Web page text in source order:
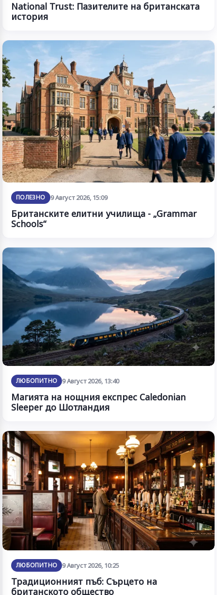
National Trust: Пазителите на британската
история
ПОЛЕЗНО 9 Август 2026, 15:09
Британските елитни училища - „Grammar
Schools“
ЛЮБОПИТНО 9 Август 2026, 13:40
Магията на нощния експрес Caledonian
Sleeper до Шотландия
ЛЮБОПИТНО 9 Август 2026, 10:25
Традиционният пъб: Сърцето на
британското общество